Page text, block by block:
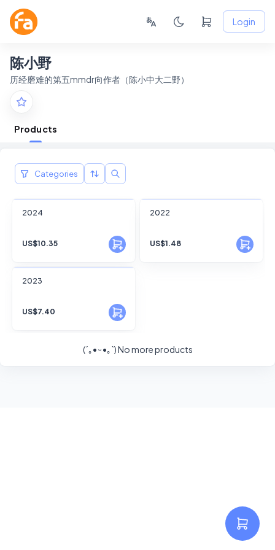
Login
陈小野
历经磨难的第五mmdr向作者（陈小中大二野）
Products
Categories
FANSKY
2024
US$10.35
FANSKY
2022
US$1.48
FANSKY
2023
US$7.40
(´｡• ᵕ •｡`)No more products